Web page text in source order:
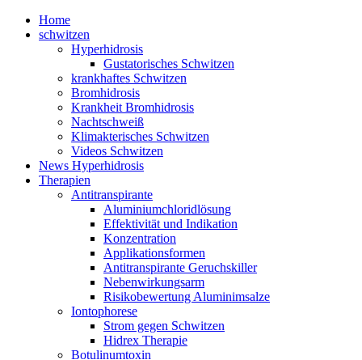
Home
schwitzen
Hyperhidrosis
Gustatorisches Schwitzen
krankhaftes Schwitzen
Bromhidrosis
Krankheit Bromhidrosis
Nachtschweiß
Klimakterisches Schwitzen
Videos Schwitzen
News Hyperhidrosis
Therapien
Antitranspirante
Aluminiumchloridlösung
Effektivität und Indikation
Konzentration
Applikationsformen
Antitranspirante Geruchskiller
Nebenwirkungsarm
Risikobewertung Aluminimsalze
Iontophorese
Strom gegen Schwitzen
Hidrex Therapie
Botulinumtoxin